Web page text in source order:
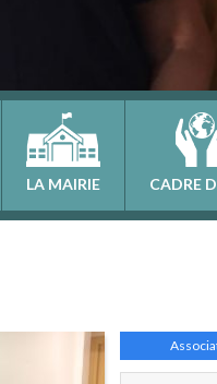
LA MAIRIE CADRE